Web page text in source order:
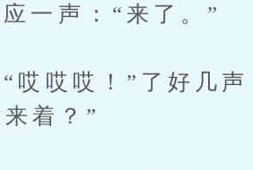
声：“来了。”
哎！”了好几声
着？”